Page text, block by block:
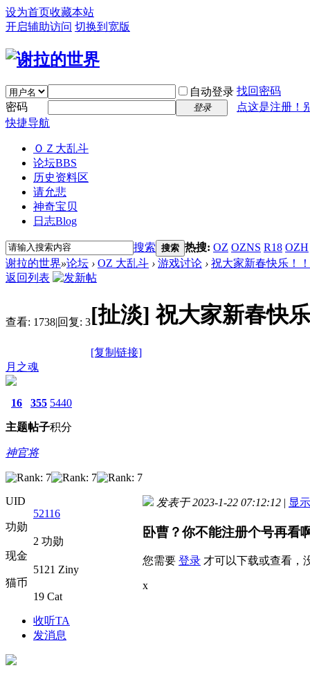
设为首页收藏本站
开启辅助访问 切换到宽版
自动登录 找回密码
密码
登录
点这是注册！
快捷导航
ＯＺ大乱斗
论坛BBS
历史资料区
请允悲
神奇宝贝
日志Blog
搜索 搜索 热搜: OZ OZNS R18 OZH
谢拉的世界»论坛 › OZ 大乱斗 › 游戏讨论 › 祝大家新春快乐！
返回列表
查看: 1738|回复: 3[扯淡]祝大家新春快
[复制链接]
月之魂
16
主题
355
帖子
5440
积分
神官将
UID
52116
功勋
2 功勋
现金
5121 Ziny
猫币
19 Cat
收听TA
发消息
发表于 2023-1-22 07:12:12 | 显
卧曹？你不能注册个号再看
您需要 登录 才可以下载或查看，
x